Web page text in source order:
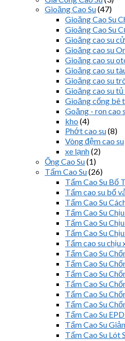
Gioăng Cao Su(47)
Gioăng Cao Su
Gioăng Cao Su
Gioăng cao su
Gioăng cao su
Gioăng cao su
Gioăng cao su
Gioăng cao su
Gioăng cao su
Gioăng cống bê
Goăng - ron cao
kho (4)
Phớt cao su(8)
Vòng đệm cao su
xe lạnh(2)
Ống Cao Su(1)
Tấm Cao Su(26)
Tấm Cao Su Bố
Tấm cao su bố
Tấm Cao Su
Tấm Cao Su
Tấm Cao Su
Tấm Cao Su
Tấm cao su chịu
Tấm Cao Su
Tấm Cao Su
Tấm Cao Su
Tấm Cao Su
Tấm Cao Su
Tấm Cao Su
Tấm Cao Su
Tấm Cao Su
Tấm Cao Su Lót